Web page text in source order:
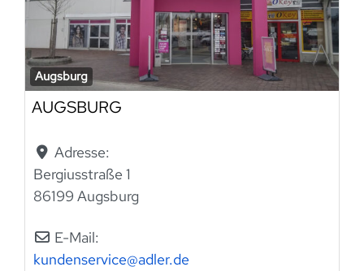
Augsburg
AUGSBURG
Adresse:
Bergiusstraße 1
86199 Augsburg
E-Mail:
kundenservice@adler.de